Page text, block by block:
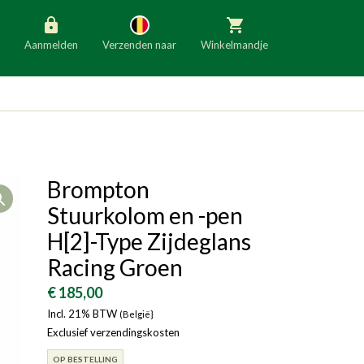
Aanmelden Verzenden naar
Slovenië
Denemarken Finland
Bulgarije Ierland
Winkelmandje
Open
Brompton
Stuurkolom en -pen
H[2]-Type Zijdeglans
Racing Groen
€ 185,00
Incl. 21% BTW (België}
Exclusief verzendingskosten
OP BESTELLING